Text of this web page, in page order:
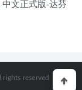
中文正式版-达芬
rights reserved